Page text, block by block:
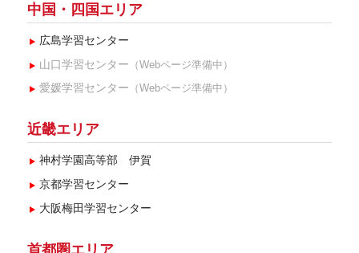
中国・四国エリア
広島学習センター
山口学習センター （Webページ準備中）
愛媛学習センター （Webページ準備中）
近畿エリア
神村学園高等部 伊賀
京都学習センター
大阪梅田学習センター
首都圏エリア